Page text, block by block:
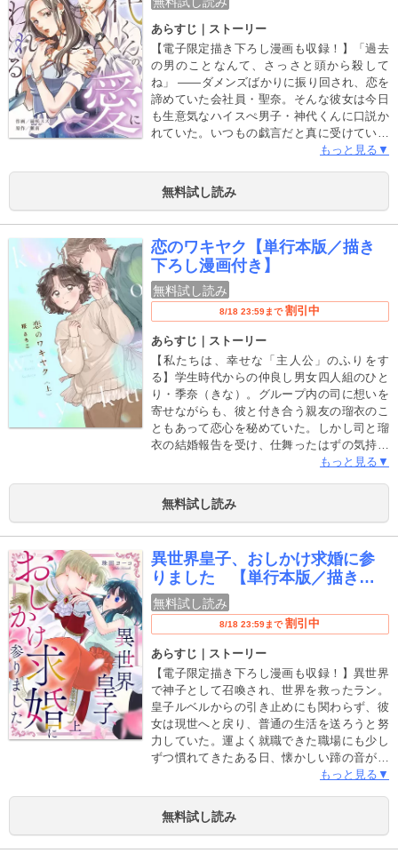
あらすじ｜ストーリー
【電子限定描き下ろし漫画も収録！】「過去
の男のことなんて、さっさと頭から殺して
ね」 ――ダメンズばかりに振り回され、恋を
諦めていた会社員・聖奈。そんな彼女は今日
も生意気なハイスぺ男子・神代くんに口説か
れていた。いつもの戯言だと真に受けていな
かったけど、変態の課長に襲われた日を境に
て”できるタイプじゃないんで」今まで想いを
抑えていた彼からの猛アプローチに戸惑う聖
く…そして翌朝、目覚めたらなぜか神代くん
のベッドの上に！？ ――本作品は小説投稿サ
イト「エブリスタ」で掲載している「この恋
は、甘く」のコミカライズです。 ※本書は、
現在配信している「神代くんの愛に囚われる
（1）～（6）」の内容が含まれております。
重複購入にご注意下さい。
もっと見る▼
無料試し読み
恋のワキヤク【単行本版／描き
下ろし漫画付き】
無料試し読み
8/18 23:59まで 割引中
あらすじ｜ストーリー
【私たちは、幸せな「主人公」のふりをす
る】学生時代からの仲良し男女四人組のひと
り・季奈（きな）。グループ内の司に想いを
寄せながらも、彼と付き合う親友の瑠衣のこ
ともあって恋心を秘めていた。しかし司と瑠
衣の結婚報告を受け、仕舞ったはずの気持ち
が傷み、うまく気持ちが整理できない自分に
婚式を手伝うために司の親友・悠太郎と打ち
合わせをすることに。そこで話をしているう
まるラブストーリー。【本作品は単話版『恋
のワキヤク』1～7話に描き下ろしを加えた電
子単行本です】
もっと見る▼
無料試し読み
異世界皇子、おしかけ求婚に参
りました 【単行本版／描き下
ろし特典付き】
無料試し読み
8/18 23:59まで 割引中
あらすじ｜ストーリー
【電子限定描き下ろし漫画も収録！】異世界
で神子として召喚され、世界を救ったラン。
皇子ルベルからの引き止めにも関わらず、彼
女は現世へと戻り、普通の生活を送ろうと努
力していた。運よく就職できた職場にも少し
ずつ慣れてきたある日、懐かしい蹄の音が…
振り返るとそこには、別れを告げたはずの皇
ばれるべきだと…！」皇子はそのまま新入社
員としてランのチームに加わることに！？ 混
もっと見る▼
無料試し読み